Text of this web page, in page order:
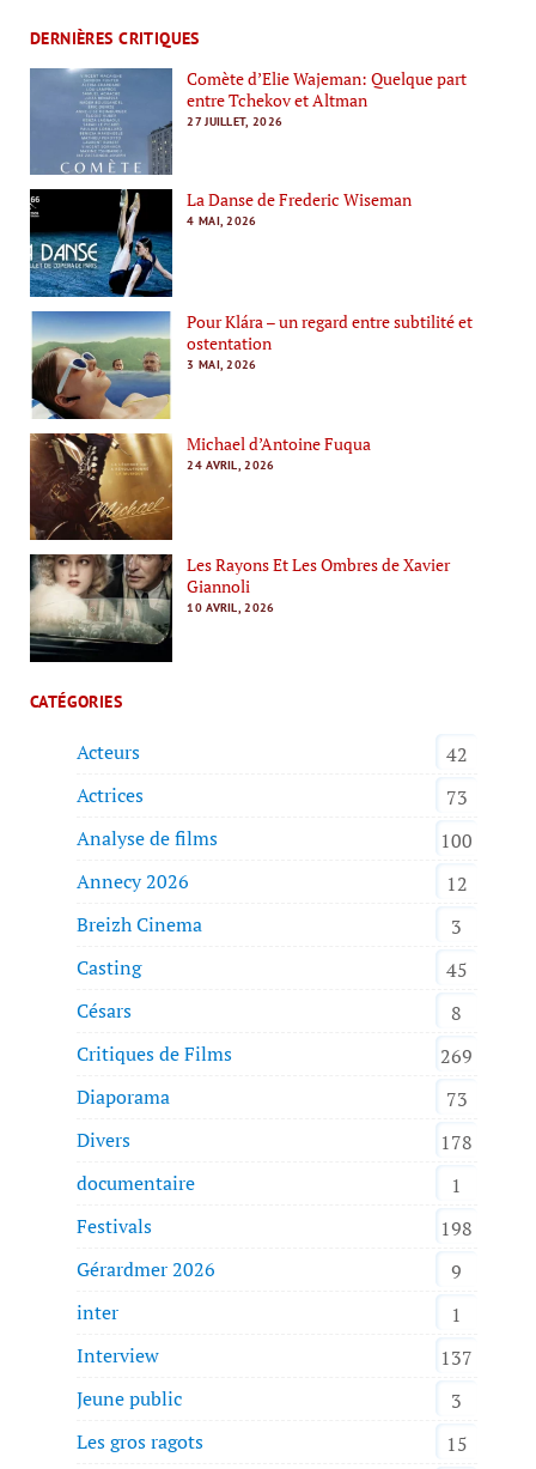
DERNIÈRES CRITIQUES
Comète d’Elie Wajeman: Quelque part
entre Tchekov et Altman
27 JUILLET, 2026
La Danse de Frederic Wiseman
4 MAI, 2026
Pour Klára – un regard entre subtilité et
ostentation
3 MAI, 2026
Michael d’Antoine Fuqua
24 AVRIL, 2026
Les Rayons Et Les Ombres de Xavier
Giannoli
10 AVRIL, 2026
CATÉGORIES
Acteurs
42
Actrices
73
Analyse de films
100
Annecy 2026
12
Breizh Cinema
3
Casting
45
Césars
8
Critiques de Films
269
Diaporama
73
Divers
178
documentaire
1
Festivals
198
Gérardmer 2026
9
inter
1
Interview
137
Jeune public
3
Les gros ragots
15